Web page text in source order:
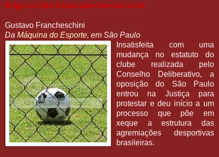
Briga no São Paulo abre brecha na lei
Gustavo Francheschini
Da Máquina do Esporte, em São Paulo
Insatisfeita com uma
mudança no estatuto do
clube realizada pelo
Conselho Deliberativo, a
oposição do São Paulo
entrou na Justiça para
protestar e deu início a um
processo que põe em
xeque a estrutura das
agremiações desportivas
brasileiras.